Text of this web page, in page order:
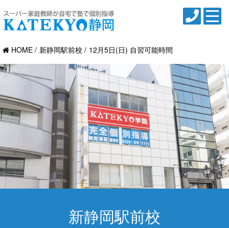
HOME 新静岡駅前校 12月5日(日) 自習可能時間
新静岡駅前校